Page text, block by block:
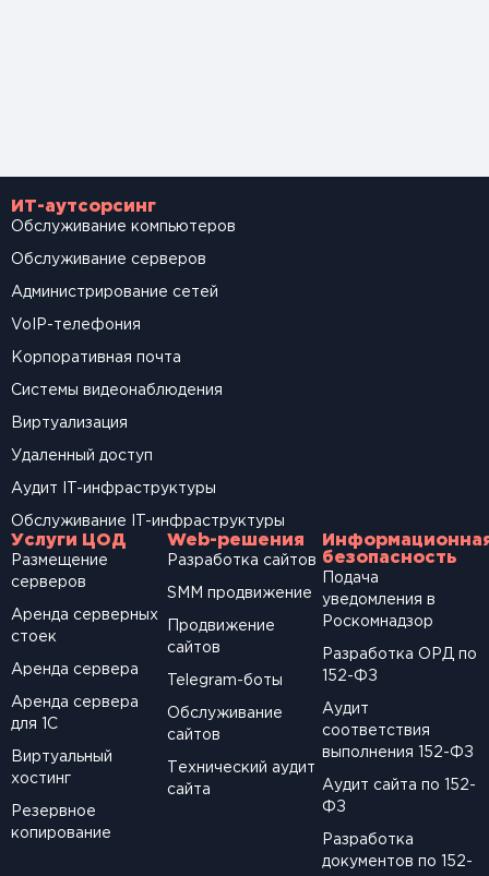
ИТ-аутсорсинг
Обслуживание компьютеров
Обслуживание серверов
Администрирование сетей
VoIP-телефония
Корпоративная почта
Системы видеонаблюдения
Виртуализация
Удаленный доступ
Аудит IT-инфраструктуры
Обслуживание IT-инфраструктуры
Услуги ЦОД
Размещение
серверов
Аренда серверных
стоек
Аренда сервера
Аренда сервера
для 1С
Виртуальный
хостинг
Резервное
копирование
Web-решения
Разработка сайтов
SМM продвижение
Продвижение
сайтов
Telegram-боты
Обслуживание
сайтов
Технический аудит
сайта
безопасность
Подача
уведомления в
Роскомнадзор
Разработка ОРД по
152-ФЗ
Аудит
соответствия
выполнения 152-ФЗ
Аудит сайта по 152-
ФЗ
Разработка
документов по 152-